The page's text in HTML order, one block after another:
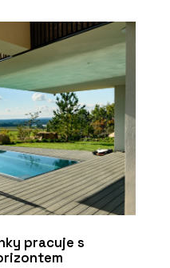
pracuje s